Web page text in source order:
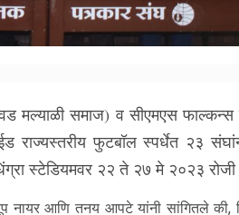
मल्याळी समाज) व सीएमएस फाल्कन्स
राज्यस्तरीय फुटबॉल स्पर्धेत २३
स्टेडियमवर २२ ते २७ मे २०२३
नायर आणि तनय आपटे यांनी सांगितले